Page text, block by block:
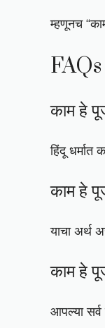
म्हणूनच
FAQs
काम हे
हिंदू
काम हे
याचा अर्थ
काम हे
आपल्या सर्व